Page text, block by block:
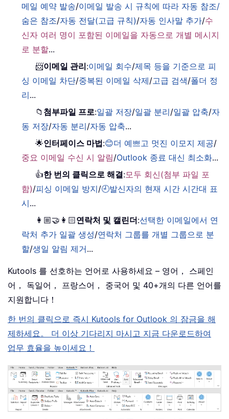
메일 예약 발송/이메일 발송 시 규칙에 따라 자동 참조/
숨은 참조/자동 전달(고급 규칙)/자동 인사말 추가/수
신자 여러 명이 포함된 이메일을 자동으로 개별 메시지
로 분할...
📨이메일 관리:이메일 회수/제목 등을 기준으로 피
싱 이메일 차단/중복된 이메일 삭제/고급 검색/폴더 정
리...
📁 첨부파일 프로:일괄 저장/일괄 분리/일괄 압축/자
동 저장/자동 분리/자동 압축...
🌟인터페이스 마법:😊더 예쁘고 멋진 이모지 제공/
중요 이메일 수신 시 알림/Outlook 종료 대신 최소화...
👍한 번의 클릭으로 해결:모두 회신(첨부 파일 포
함)/피싱 이메일 방지/🕘발신자의 현재 시간 시간대 표
시...
👩🏼‍🤝‍👩🏻연락처 및 캘린더:선택한 이메일에서 연
락처 추가 일괄 생성/연락처 그룹를 개별 그룹으로 분
할/생일 알림 제거...
Kutools 를 선호하는 언어로 사용하세요 – 영어， 스페인
어， 독일어， 프랑스어， 중국어 및 40+개의 다른 언어를
지원합니다！
한 번의 클릭으로 즉시 Kutools for Outlook 의 잠금을 해
제하세요。 더 이상 기다리지 마시고 지금 다운로드하여
업무 효율을 높이세요！